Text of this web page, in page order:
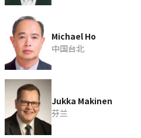
Michael Ho
中国台北
Jukka Makinen
芬兰